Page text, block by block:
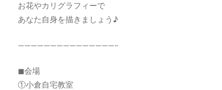
お花やカリグラフィーで
あなた自身を描きましょう♪
———————————————–
◼会場
①小倉自宅教室